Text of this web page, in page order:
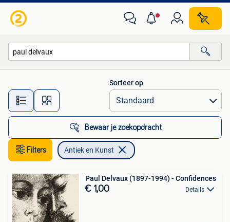
Alle afstanden…
Sorteer op
Bewaar je zoekopdracht
Filters Antiek en Kunst
Paul Delvaux (1897-1994) - Confidences
€ 1,00 Details